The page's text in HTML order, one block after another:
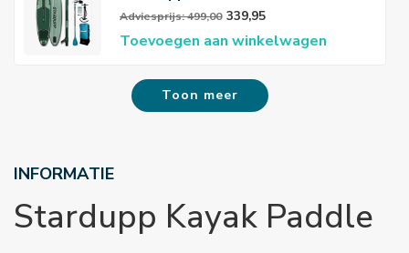
Adviesprijs: 499,00 339,95
Toevoegen aan winkelwagen
Toon meer
INFORMATIE
Stardupp Kayak Paddle